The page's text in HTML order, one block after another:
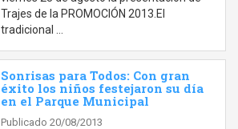
Trajes de la PROMOCIÓN 2013.El
tradicional …
Sonrisas para Todos: Con gran
éxito los niños festejaron su día
en el Parque Municipal
Publicado 20/08/2013